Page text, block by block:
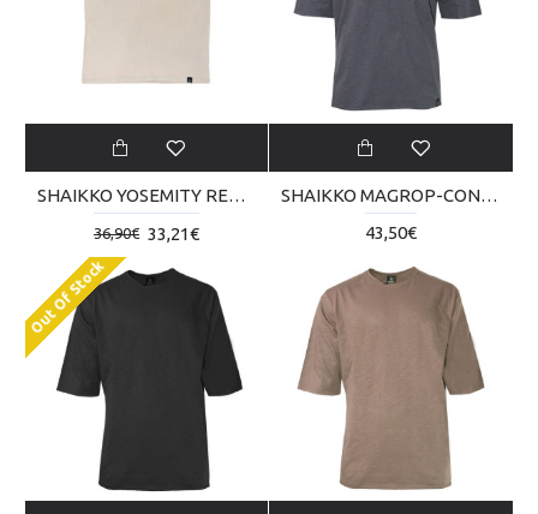
SHAIKKO YOSEMITY REVERSE TEE SKU000TBA02-2222
33,21€
36,90€
SHAIKKO MAGROP-CON T-SHIRT SKU223TT05-0202
43,50€
Out Of Stock